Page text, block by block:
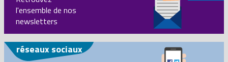
l'ensemble de nos
newsletters
réseaux sociaux